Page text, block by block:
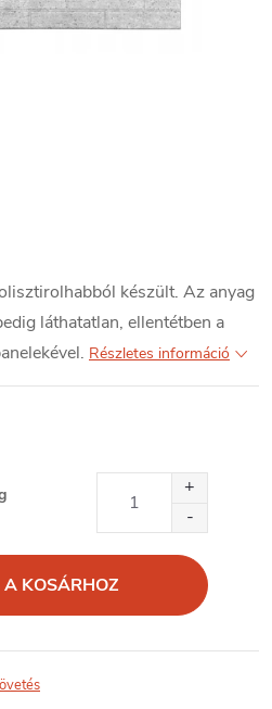
készült. Az anyag
láthatatlan, ellentétben a
Részletes információ
KOSÁRHOZ